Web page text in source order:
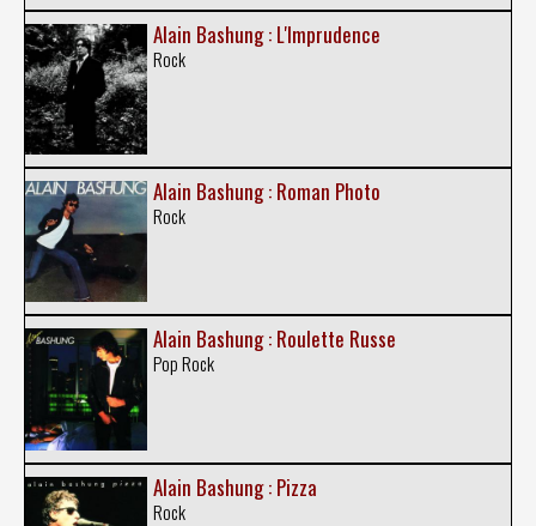
Alain Bashung : L'Imprudence
Rock
Alain Bashung : Roman Photo
Rock
Alain Bashung : Roulette Russe
Pop Rock
Alain Bashung : Pizza
Rock